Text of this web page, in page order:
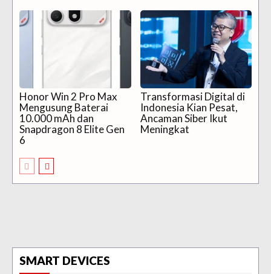
Honor Win 2 Pro Max
Mengusung Baterai
10.000 mAh dan
Snapdragon 8 Elite Gen
6
Transformasi Digital di
Indonesia Kian Pesat,
Ancaman Siber Ikut
Meningkat
SMART DEVICES